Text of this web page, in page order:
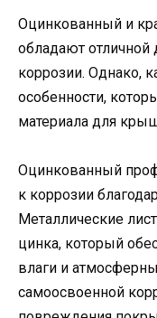
Оцинкованный и
обладают отличной
коррозии. Однако,
особенности,
материала для
Оцинкованный
к коррозии
Металлические
цинка, который
влаги и
самоосвоенной